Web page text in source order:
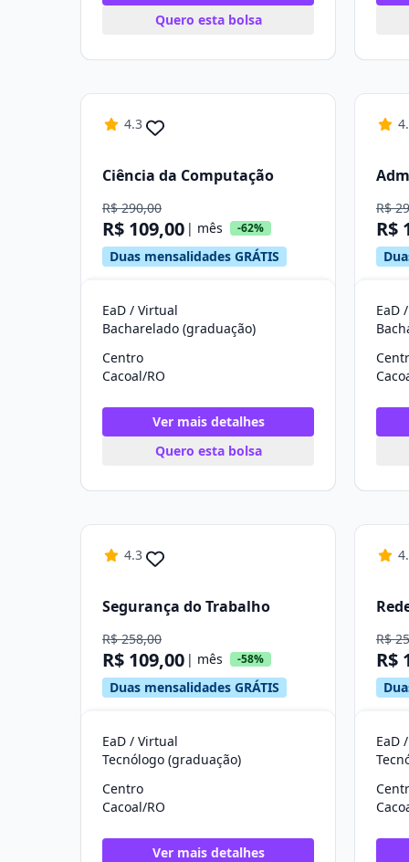
Quero esta bolsa
4.3
Ciência da Computação
R$ 290,00
R$ 109,00 | mês -62%
Duas mensalidades GRÁTIS
EaD / Virtual
Bacharelado (graduação)
Centro
Cacoal/RO
Ver mais detalhes
Quero esta bolsa
R$
R$
EaD
4.3
Segurança do Trabalho
R$ 258,00
R$ 109,00 | mês -58%
Duas mensalidades GRÁTIS
EaD / Virtual
Tecnólogo (graduação)
Centro
Cacoal/RO
Ver mais detalhes
R$
R$
EaD